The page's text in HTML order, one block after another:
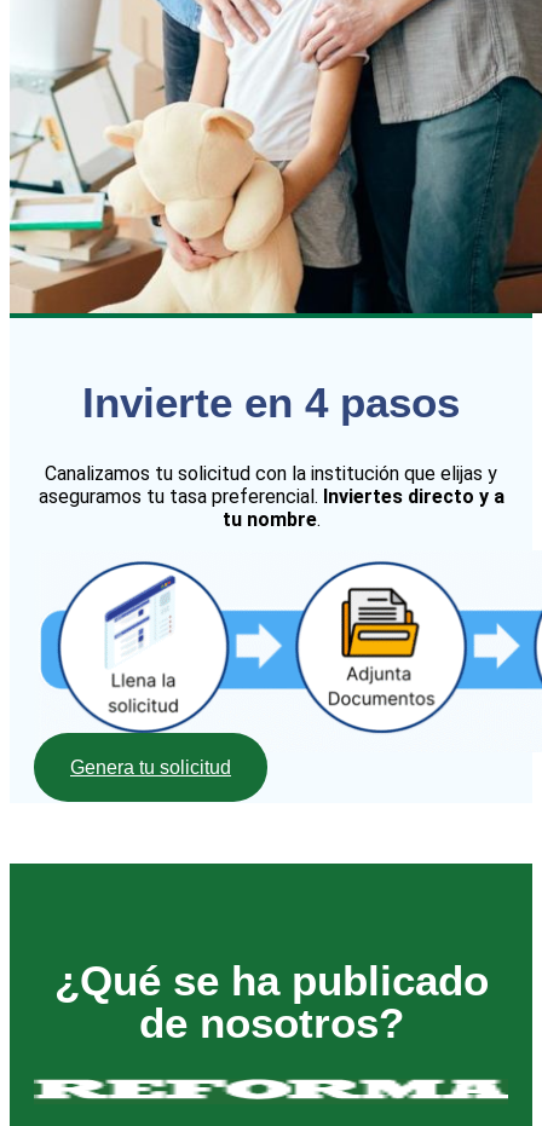
Invierte en 4 pasos
Canalizamos tu solicitud con la institución que elijas y
aseguramos tu tasa preferencial. Inviertes directo y a
tu nombre.
Genera tu solicitud
¿Qué se ha publicado
de nosotros?